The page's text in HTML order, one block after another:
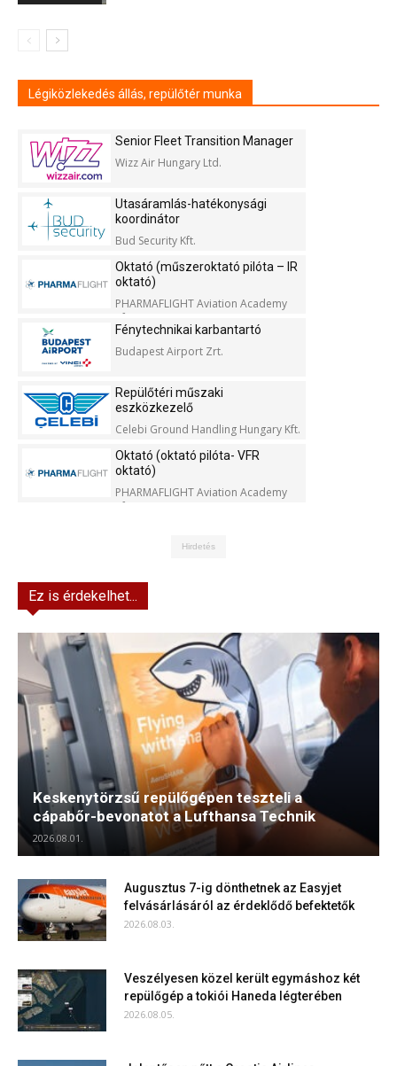
Légiközlekedés állás, repülőtér munka
Senior Fleet Transition Manager
Wizz Air Hungary Ltd.
Utasáramlás-hatékonysági
koordinátor
Bud Security Kft.
Oktató (műszeroktató pilóta – IR
oktató)
PHARMAFLIGHT Aviation Academy
Kft.
Fénytechnikai karbantartó
Budapest Airport Zrt.
Repülőtéri műszaki
eszközkezelő
Celebi Ground Handling Hungary Kft.
Oktató (oktató pilóta- VFR
oktató)
PHARMAFLIGHT Aviation Academy
Kft.
Hirdetés
Ez is érdekelhet...
Keskenytörzsű repülőgépen teszteli a
cápabőr-bevonatot a Lufthansa Technik
2026.08.01.
Augusztus 7-ig dönthetnek az Easyjet
felvásárlásáról az érdeklődő befektetők
2026.08.03.
Veszélyesen közel került egymáshoz két
repülőgép a tokiói Haneda légterében
2026.08.05.